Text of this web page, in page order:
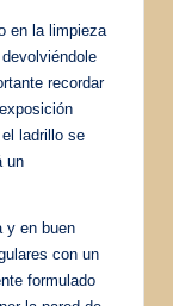
en la limpieza
recordar
ladrillo se
un
y en buen
con un
formulado